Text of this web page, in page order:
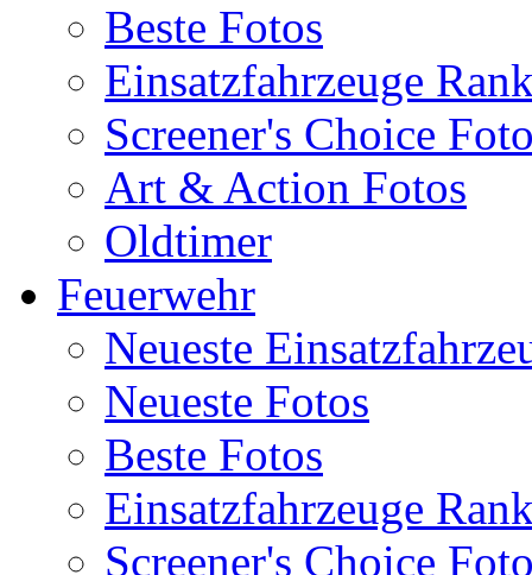
Beste Fotos
Einsatzfahrzeuge
Screener's Choice
Art & Action Fotos
Oldtimer
Feuerwehr
Neueste
Neueste Fotos
Beste Fotos
Einsatzfahrzeuge
Screener's Choice